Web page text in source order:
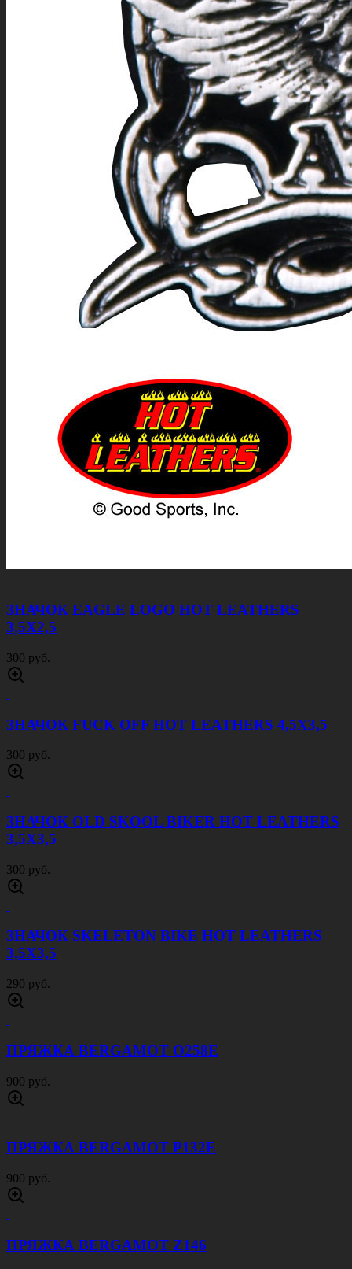
ЗНАЧОК EAGLE LOGO HOT LEATHERS
3,5Х2,5
300 руб.
ЗНАЧОК FUCK OFF HOT LEATHERS 4,5Х3,5
300 руб.
ЗНАЧОК OLD SKOOL BIKER HOT LEATHERS
3,5Х3,5
300 руб.
ЗНАЧОК SKELETON BIKE HOT LEATHERS
3,5Х3,5
290 руб.
ПРЯЖКА BERGAMOT O258E
900 руб.
ПРЯЖКА BERGAMOT P132E
900 руб.
ПРЯЖКА BERGAMOT Z146